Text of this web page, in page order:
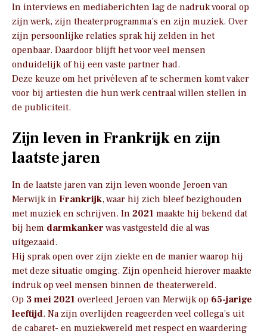
In interviews en mediaberichten lag de nadruk vooral op
zijn werk, zijn theaterprogramma’s en zijn muziek. Over
zijn persoonlijke relaties sprak hij zelden in het
openbaar. Daardoor blijft het voor veel mensen
onduidelijk of hij een vaste partner had.
Deze keuze om het privéleven af te schermen komt vaker
voor bij artiesten die hun werk centraal willen stellen in
de publiciteit.
Zijn leven in Frankrijk en zijn
laatste jaren
In de laatste jaren van zijn leven woonde Jeroen van
Merwijk in Frankrijk, waar hij zich bleef bezighouden
met muziek en schrijven. In 2021 maakte hij bekend dat
bij hem darmkanker was vastgesteld die al was
uitgezaaid.
Hij sprak open over zijn ziekte en de manier waarop hij
met deze situatie omging. Zijn openheid hierover maakte
indruk op veel mensen binnen de theaterwereld.
Op 3 mei 2021 overleed Jeroen van Merwijk op 65-jarige
leeftijd. Na zijn overlijden reageerden veel collega’s uit
de cabaret- en muziekwereld met respect en waardering